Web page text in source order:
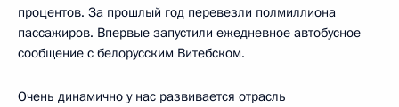
процентов. За прошлый год перевезли полмиллиона
пассажиров. Впервые запустили ежедневное автобусное
сообщение с белорусским Витебском.
Очень динамично у нас развивается отрасль